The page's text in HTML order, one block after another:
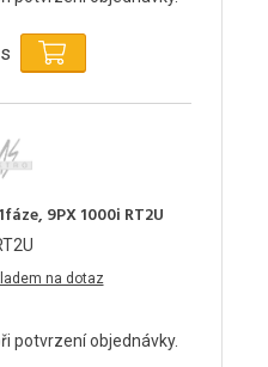
9PX 1000i RT2U
na dotaz
potvrzení objednávky.